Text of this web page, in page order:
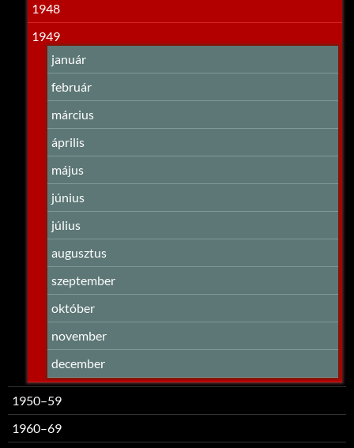
1948
1949
január
február
március
április
május
június
július
augusztus
szeptember
október
november
december
1950–59
1960–69